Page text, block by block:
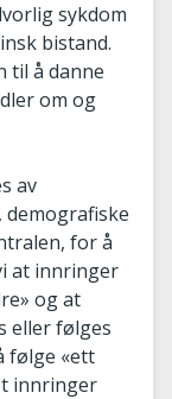
sykdom
bistand.
til å danne
om og
av
for å
at innringer
og at
eller følges
følge «ett
innringer